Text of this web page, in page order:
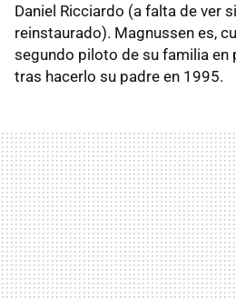
Daniel Ricciardo (a falta de ver
reinstaurado). Magnussen es,
segundo piloto de su familia en
tras hacerlo su padre en 1995.